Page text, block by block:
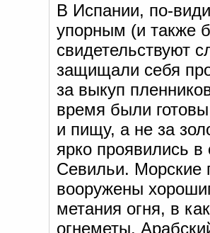
В Испании, по-
упорным (и также
свидетельствуют
защищали себя
за выкуп
время были
и пищу, а не за
ярко проявились
Севильи. Морские
вооружены
метания огня, в
огнеметы.